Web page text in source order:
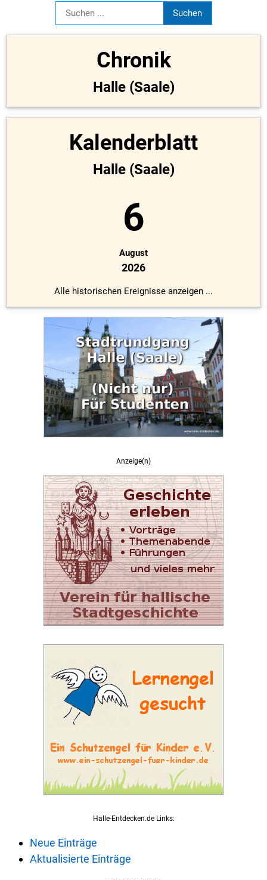
Chronik
Halle (Saale)
Kalenderblatt
Halle (Saale)
6
August
2026
Alle historischen Ereignisse anzeigen ...
Anzeige(n)
Halle-Entdecken.de Links:
Neue Einträge
Aktualisierte Einträge